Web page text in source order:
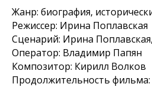
Жанр: биография,
Режиссер: Ирина Поплавская
Сценарий: Ирина
Оператор: Владимир Папян
Композитор: Кирилл Волков
Продолжительность фильма: